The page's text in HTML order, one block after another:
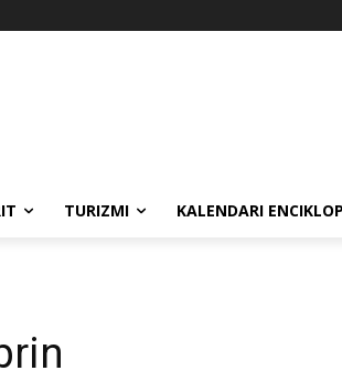
TURIZMI KALENDARI